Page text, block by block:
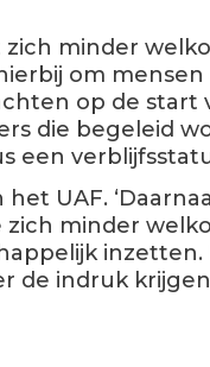
minder
om mensen
op de start
die begeleid
een
UAF.
minder
inzetten.
de indruk